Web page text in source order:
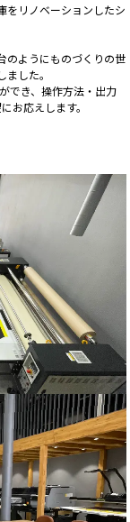
をリノベーションしたシ
のようにものづくりの世
した。
でき、操作方法・出力
お応えします。